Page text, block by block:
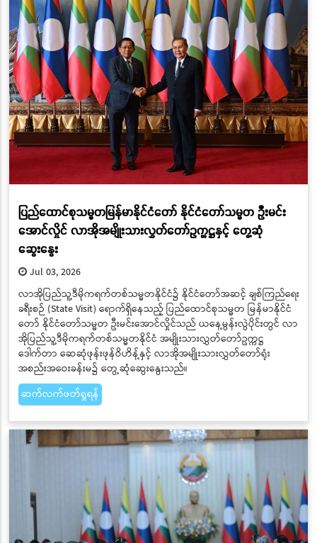
ပြည်ထောင်စုသမ္မတမြန်မာနိုင်ငံတော် နိုင်ငံတော်သမ္မတ ဦးမင်း
အောင်လှိုင် လာအိုအမျိုးသားလွှတ်တော်ဥက္ကဋ္ဌနှင့် တွေ့ဆုံ
ဆွေးနွေး
Jul 03, 2026
လာအိုပြည်သူ့ဒီမိုကရက်တစ်သမ္မတနိုင်ငံ၌ နိုင်ငံတော်အဆင့် ချစ်ကြည်ရေး
ခရီးစဉ် (State Visit) ရောက်ရှိနေသည့် ပြည်ထောင်စုသမ္မတ မြန်မာနိုင်ငံ
တော် နိုင်ငံတော်သမ္မတ ဦးမင်းအောင်လှိုင်သည် ယနေ့မွန်းလွဲပိုင်းတွင် လာ
အိုပြည်သူ့ဒီမိုကရက်တစ်သမ္မတနိုင်ငံ အမျိုးသားလွှတ်တော်ဥက္ကဋ္ဌ
ဒေါက်တာ ဆေဆုံဖုန်းဖုန်ဝိဟိန့်နှင့် လာအိုအမျိုးသားလွှတ်တော်ရုံး
အစည်းအဝေးခန်းမ၌ တွေ့ဆုံဆွေးနွေးသည်။
ဆက်လက်ဖတ်ရှုရန်